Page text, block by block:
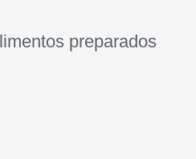
preparados